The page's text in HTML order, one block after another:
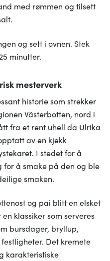
med rømmen og tilsett
og sett i ovnen. Stek
minutter.
mesterverk
historie som strekker
Västerbotten, nord i
fra et rent uhell da Ulrika
av en kjekk
I stedet for å
for å smake på den og ble
smaken.
og pai blitt en elsket
klassiker som serveres
bursdager, bryllup,
Det kremete
karakteristiske